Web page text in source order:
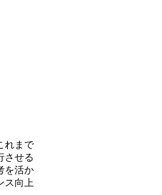
れまで
させる
を活か
ス向上